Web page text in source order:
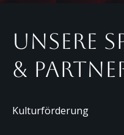
Unsere
&
Kulturförderung